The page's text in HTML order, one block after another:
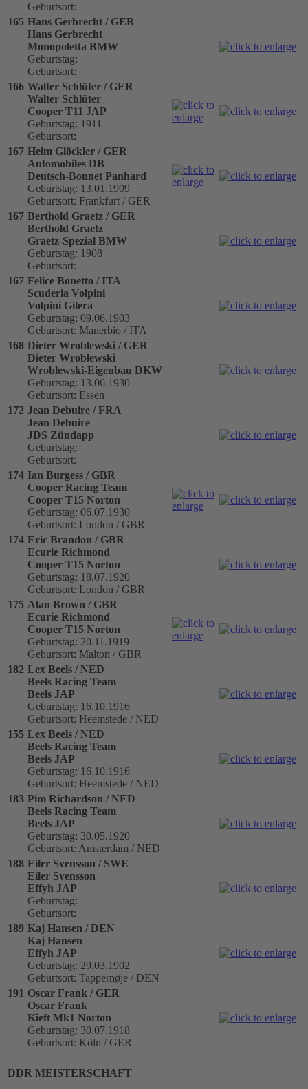
Geburtsort:
165 Hans Gerbrecht / GER
Hans Gerbrecht
Monopoletta BMW
Geburtstag:
Geburtsort:
166 Walter Schlüter / GER
Walter Schlüter
Cooper T11 JAP
Geburtstag: 1911
Geburtsort:
167 Helm Glöckler / GER
Automobiles DB
Deutsch-Bonnet Panhard
Geburtstag: 13.01.1909
Geburtsort: Frankfurt / GER
167 Berthold Graetz / GER
Berthold Graetz
Graetz-Spezial BMW
Geburtstag: 1908
Geburtsort:
167 Felice Bonetto / ITA
Scuderia Volpini
Volpini Gilera
Geburtstag: 09.06.1903
Geburtsort: Manerbio / ITA
168 Dieter Wroblewski / GER
Dieter Wroblewski
Wroblewski-Eigenbau DKW
Geburtstag: 13.06.1930
Geburtsort: Essen
172 Jean Debuire / FRA
Jean Debuire
JDS Zündapp
Geburtstag:
Geburtsort:
174 Ian Burgess / GBR
Cooper Racing Team
Cooper T15 Norton
Geburtstag: 06.07.1930
Geburtsort: London / GBR
174 Eric Brandon / GBR
Ecurie Richmond
Cooper T15 Norton
Geburtstag: 18.07.1920
Geburtsort: London / GBR
175 Alan Brown / GBR
Ecurie Richmond
Cooper T15 Norton
Geburtstag: 20.11.1919
Geburtsort: Malton / GBR
182 Lex Beels / NED
Beels Racing Team
Beels JAP
Geburtstag: 16.10.1916
Geburtsort: Heemstede / NED
155 Lex Beels / NED
Beels Racing Team
Beels JAP
Geburtstag: 16.10.1916
Geburtsort: Heemstede / NED
183 Pim Richardson / NED
Beels Racing Team
Beels JAP
Geburtstag: 30.05.1920
Geburtsort: Amsterdam / NED
188 Eiler Svensson / SWE
Eiler Svensson
Effyh JAP
Geburtstag:
Geburtsort:
189 Kaj Hansen / DEN
Kaj Hansen
Effyh JAP
Geburtstag: 29.03.1902
Geburtsort: Tappernøje / DEN
191 Oscar Frank / GER
Oscar Frank
Kieft Mk1 Norton
Geburtstag: 30.07.1918
Geburtsort: Köln / GER
DDR MEISTERSCHAFT